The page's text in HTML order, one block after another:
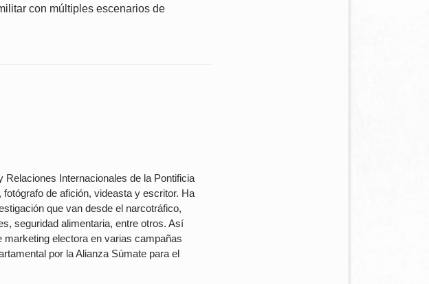
con múltiples escenarios de
Internacionales de la Pontificia
de afición, videasta y escritor. Ha
que van desde el narcotráfico,
seguridad alimentaria, entre otros. Así
marketing electora en varias campañas
por la Alianza Súmate para el